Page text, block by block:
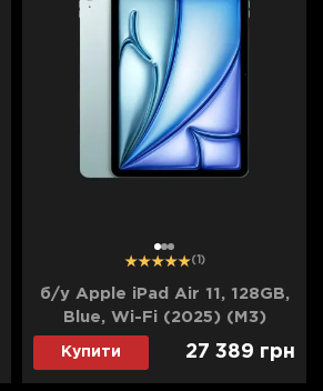
12
(1)
б/у Apple iPad Air 11, 128GB,
Blue, Wi-Fi (2025) (M3)
(MC9X4)
Купити 27 389 грн